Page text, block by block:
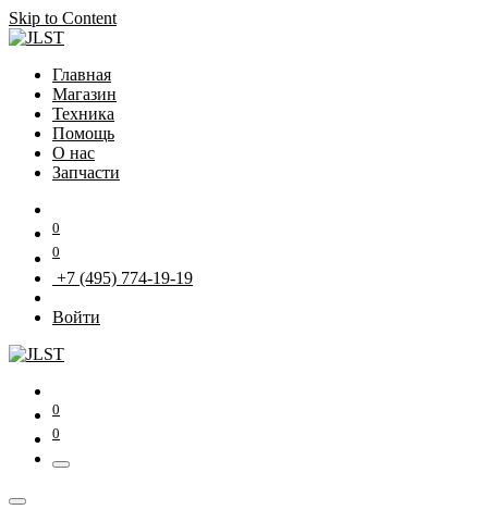
Skip to Content
Главная
Магазин
Техника
Помощь
О нас
Запчасти
0
0
+7 (495) 774-19-19
Войти
0
0